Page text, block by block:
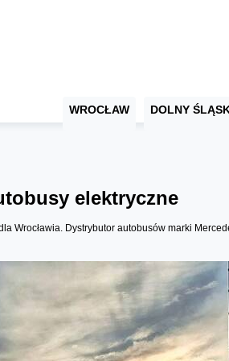
WROCŁAW DOLNY
elektryczne
Wrocławia. Dystrybutor autobusów marki